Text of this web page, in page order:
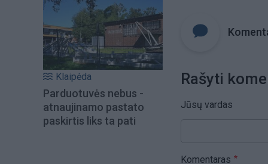
Klaipėda
Parduotuvės nebus -
atnaujinamo pastato
paskirtis liks ta pati
Rašyti
Jūsų vardas
Komentaras